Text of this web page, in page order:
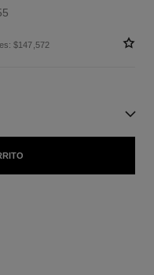
$147,572